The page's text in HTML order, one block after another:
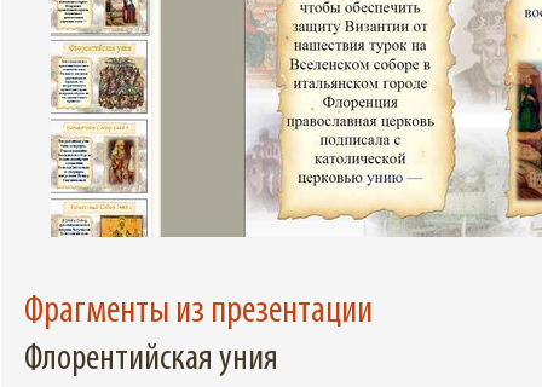
Фрагменты из презентации
Флорентийская уния